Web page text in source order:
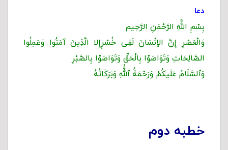
دعا
بِسْمِ اللَّهِ الرَّحْمَنِ الرَّحِیم
وَالْعَصْرِ إِنَّ الإنْسَانَ لَفِی خُسْرٍإِلا الَّذِینَ آمَنُوا وَعَمِلُوا
الصَّالِحَاتِ وَتَوَاصَوْا بِالْحَقِّ وَتَوَاصَوْا بِالصَّبْرِ
وَٱلسَّلَامُ عَلَیكُمْ وَرَحْمَةُ ٱللَّٰهِ وَبَرَكَاتُهُ
خطبه دوم